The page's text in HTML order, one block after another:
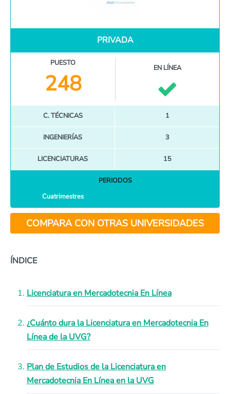
PRIVADA
PUESTO
248
EN LÍNEA
C. TÉCNICAS 1
INGENIERÍAS 3
LICENCIATURAS 15
PERIODOS
Cuatrimestres
COMPARA CON OTRAS UNIVERSIDADES
ÍNDICE
Licenciatura en Mercadotecnia En Línea
¿Cuánto dura la Licenciatura en Mercadotecnia En
Línea de la UVG?
Plan de Estudios de la Licenciatura en
Mercadotecnia En Línea en la UVG